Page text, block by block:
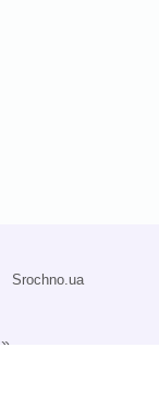
Srochno.ua
»